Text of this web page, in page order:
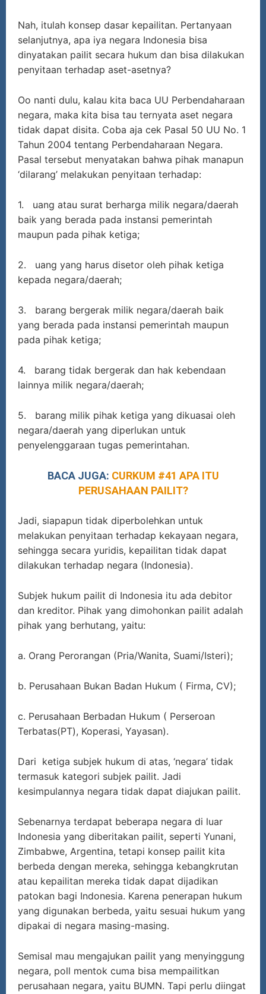
Nah, itulah konsep dasar kepailitan. Pertanyaan
selanjutnya, apa iya negara Indonesia bisa
dinyatakan pailit secara hukum dan bisa dilakukan
penyitaan terhadap aset-asetnya?
Oo nanti dulu, kalau kita baca UU Perbendaharaan
negara, maka kita bisa tau ternyata aset negara
tidak dapat disita. Coba aja cek Pasal 50 UU No. 1
Tahun 2004 tentang Perbendaharaan Negara.
Pasal tersebut menyatakan bahwa pihak manapun
‘dilarang’ melakukan penyitaan terhadap:
1. uang atau surat berharga milik negara/daerah
baik yang berada pada instansi pemerintah
maupun pada pihak ketiga;
2. uang yang harus disetor oleh pihak ketiga
kepada negara/daerah;
3. barang bergerak milik negara/daerah baik
yang berada pada instansi pemerintah maupun
pada pihak ketiga;
4. barang tidak bergerak dan hak kebendaan
lainnya milik negara/daerah;
5. barang milik pihak ketiga yang dikuasai oleh
negara/daerah yang diperlukan untuk
penyelenggaraan tugas pemerintahan.
BACA JUGA: CURKUM #41 APA ITU
PERUSAHAAN PAILIT?
Jadi, siapapun tidak diperbolehkan untuk
melakukan penyitaan terhadap kekayaan negara,
sehingga secara yuridis, kepailitan tidak dapat
dilakukan terhadap negara (Indonesia).
Subjek hukum pailit di Indonesia itu ada debitor
dan kreditor. Pihak yang dimohonkan pailit adalah
pihak yang berhutang, yaitu:
a. Orang Perorangan (Pria/Wanita, Suami/Isteri);
b. Perusahaan Bukan Badan Hukum ( Firma, CV);
c. Perusahaan Berbadan Hukum ( Perseroan
Terbatas(PT), Koperasi, Yayasan).
Dari ketiga subjek hukum di atas, ‘negara’ tidak
termasuk kategori subjek pailit. Jadi
kesimpulannya negara tidak dapat diajukan pailit.
Sebenarnya terdapat beberapa negara di luar
Indonesia yang diberitakan pailit, seperti Yunani,
Zimbabwe, Argentina, tetapi konsep pailit kita
berbeda dengan mereka, sehingga kebangkrutan
atau kepailitan mereka tidak dapat dijadikan
patokan bagi Indonesia. Karena penerapan hukum
yang digunakan berbeda, yaitu sesuai hukum yang
dipakai di negara masing-masing.
Semisal mau mengajukan pailit yang menyinggung
negara, poll mentok cuma bisa mempailitkan
perusahaan negara, yaitu BUMN. Tapi perlu diingat